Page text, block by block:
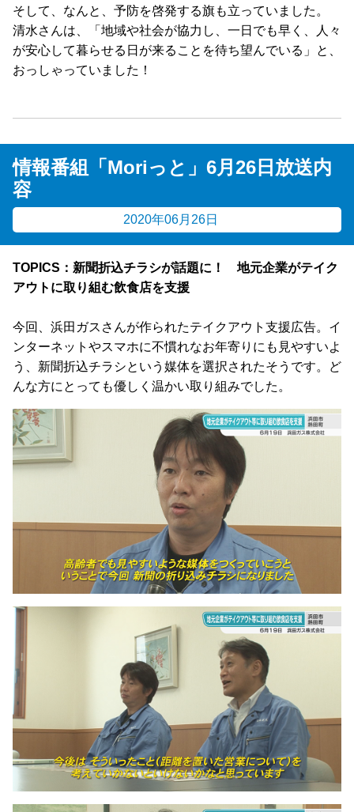
そして、なんと、予防を啓発する旗も立っていました。
清水さんは、「地域や社会が協力し、一日でも早く、人々
が安心して暮らせる日が来ることを待ち望んでいる」と、
おっしゃっていました！
情報番組「Moriっと」6月26日放送内
容
2020年06月26日
TOPICS：新聞折込チラシが話題に！ 地元企業がテイク
アウトに取り組む飲食店を支援
今回、浜田ガスさんが作られたテイクアウト支援広告。イ
ンターネットやスマホに不慣れなお年寄りにも見やすいよ
う、新聞折込チラシという媒体を選択されたそうです。ど
んな方にとっても優しく温かい取り組みでした。